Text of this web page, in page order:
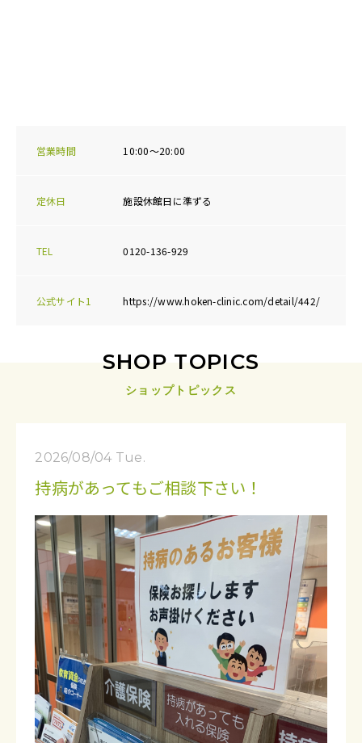
営業時間 10:00～20:00
定休日 施設休館日に準ずる
TEL 0120-136-929
公式サイト1 https://www.hoken-clinic.com/detail/442/
SHOP TOPICS
ショップトピックス
2026/08/04 Tue.
持病があってもご相談下さい！